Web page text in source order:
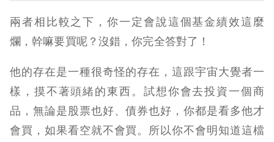
兩者相比較之下，你一定會說這個基金績效這麼
爛，幹嘛要買呢？沒錯，你完全答對了！
他的存在是一種很奇怪的存在，這跟宇宙大覺者一
樣，摸不著頭緒的東西。試想你會去投資一個商
品，無論是股票也好、債券也好，你都是看多他才
會買，如果看空就不會買。所以你不會明知道這檔